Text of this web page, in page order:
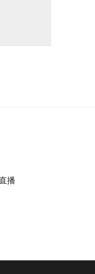
播